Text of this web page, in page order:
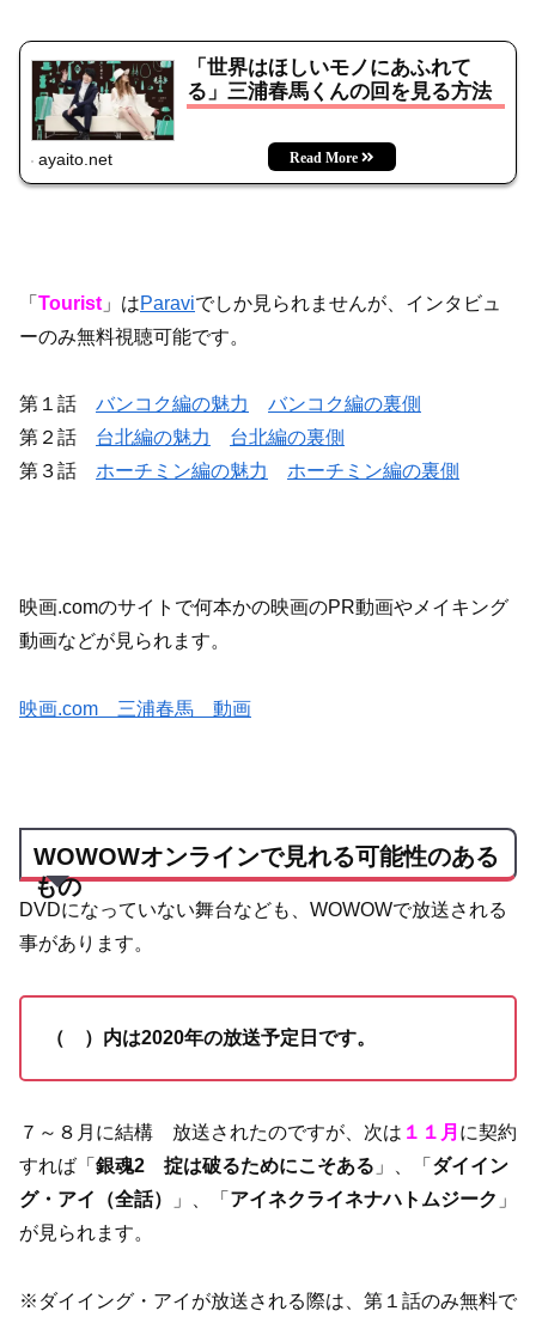
「世界はほしいモノにあふれて
る」三浦春馬くんの回を見る方法
ayaito.net
「 Tourist 」はParaviでしか見られませんが、インタビュ
ーのみ無料視聴可能です。
第１話 バンコク編の魅力
バンコク編の裏側
第２話 台北編の魅力
台北編の裏側
第３話 ホーチミン編の魅力 ホーチミン編の裏側
映画.comのサイトで何本かの映画のPR動画やメイキング
動画などが見られます。
映画.com 三浦春馬 動画
WOWOWオンラインで見れる可能性のある
もの
DVDになっていない舞台なども、WOWOWで放送される
事があります。
（ ）内は2020年の放送予定日です。
７～８月に結構 放送されたのですが、次は １１月 に契約
すれば「 銀魂2 掟は破るためにこそある 」、「 ダイイン
グ・アイ（全話）
」、「 アイネクライネナハトムジーク 」
が見られます。
※ダイイング・アイが放送される際は、第１話のみ無料で